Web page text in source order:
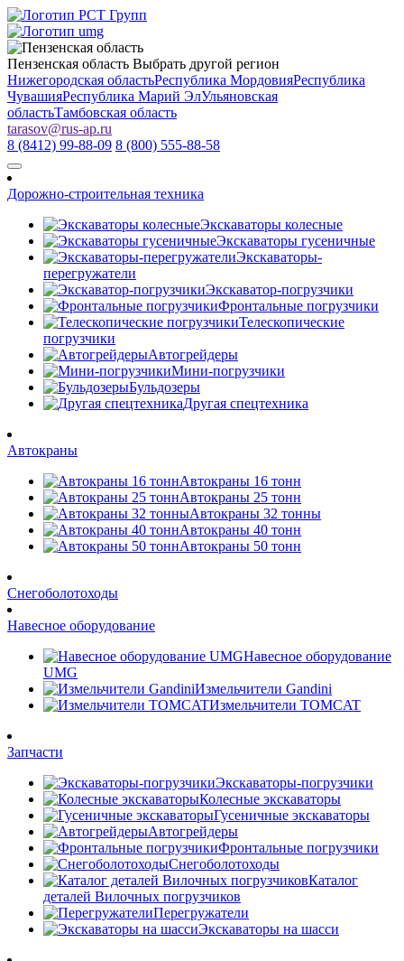
Пензенская область Выбрать другой регион
Нижегородская областьРеспублика МордовияРеспублика
ЧувашияРеспублика Марий ЭлУльяновская
областьТамбовская область
tarasov@rus-ap.ru
8 (8412) 99-88-09 8 (800) 555-88-58
Дорожно-строительная техника
Экскаваторы колесные
Экскаваторы гусеничные
Экскаваторы-
перегружатели
Экскаватор-погрузчики
Фронтальные погрузчики
Телескопические
погрузчики
Автогрейдеры
Мини-погрузчики
Бульдозеры
Другая спецтехника
Автокраны
Автокраны 16 тонн
Автокраны 25 тонн
Автокраны 32 тонны
Автокраны 40 тонн
Автокраны 50 тонн
Снегоболотоходы
Навесное оборудование
Навесное оборудование
UMG
Измельчители Gandini
Измельчители TOMCAT
Запчасти
Экскаваторы-погрузчики
Колесные экскаваторы
Гусеничные экскаваторы
Автогрейдеры
Фронтальные погрузчики
Снегоболотоходы
Каталог
деталей Вилочных погрузчиков
Перегружатели
Экскаваторы на шасси